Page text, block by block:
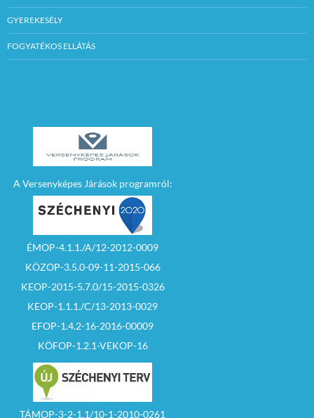
GYEREKESÉLY
FOGYATÉKOS ELLÁTÁS
A Versenyképes Járások programról:
ÉMOP-4.1.1./A/12-2012-0009
KÖZOP-3.5.0-09-11-2015-066
KEOP-2015-5.7.0/15-2015-0326
KEOP-1.1.1./C/13-2013-0029
EFOP-1.4.2-16-2016-00009
KÖFOP-1.2.1-VEKOP-16
TÁMOP-3-2-1.1/10-1-2010-0261